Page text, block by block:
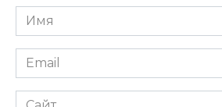
Имя
*
Email
*
Сайт